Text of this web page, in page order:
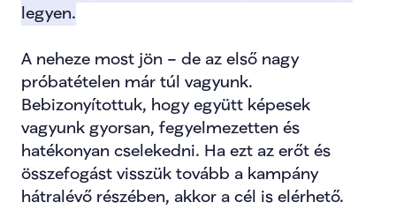
legyen.
A neheze most jön – de az első nagy
próbatételen már túl vagyunk.
Bebizonyítottuk, hogy együtt képesek
vagyunk gyorsan, fegyelmezetten és
hatékonyan cselekedni. Ha ezt az erőt és
összefogást visszük tovább a kampány
hátralévő részében, akkor a cél is elérhető.